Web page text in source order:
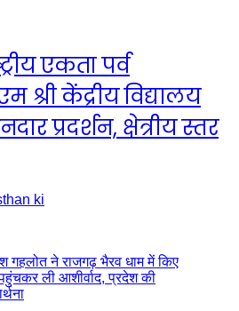
एकता पर्व
श्री केंद्रीय विद्यालय
प्रदर्शन, क्षेत्रीय स्तर
ki